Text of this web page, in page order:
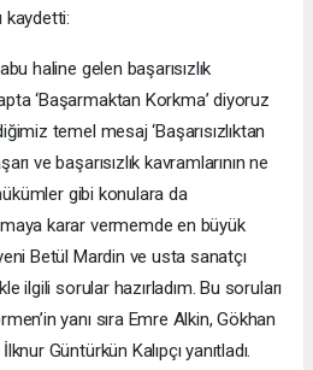
kaydetti:
haline gelen başarısızlık
‘Başarmaktan Korkma’ diyoruz
temel mesaj ‘Başarısızlıktan
ve başarısızlık kavramlarının ne
gibi konulara da
karar vermemde en büyük
Betül Mardin ve usta sanatçı
ilgili sorular hazırladım. Bu soruları
yanı sıra Emre Alkin, Gökhan
Güntürkün Kalıpçı yanıtladı.